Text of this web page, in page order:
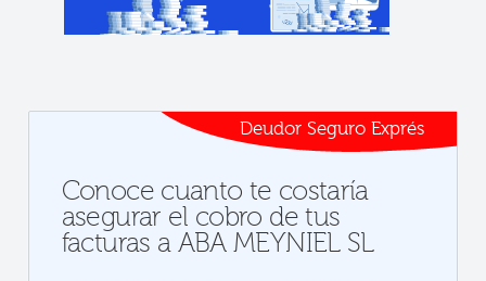
Deudor Seguro Exprés
Conoce cuanto te costaría
asegurar el cobro de tus
facturas a ABA MEYNIEL SL